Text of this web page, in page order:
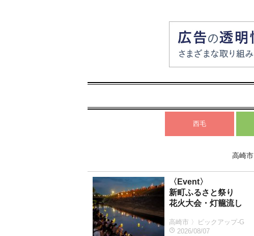
西毛
高崎市
〈Event〉
新町ふるさと祭り
花火大会・灯籠流し
高崎市 〉ピックアップ-G
2026/08/07